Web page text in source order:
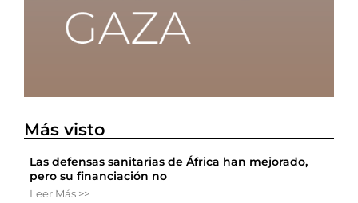
Más visto
Las defensas sanitarias de África han mejorado,
pero su financiación no
Leer Más >>